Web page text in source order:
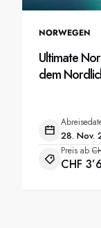
NORWEGEN
Ultimate
dem
28. Nov.
Preis ab
CHF